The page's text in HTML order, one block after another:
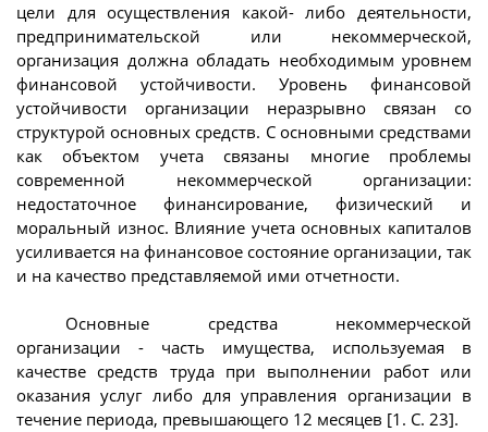
цели для осуществления какой- либо деятельности,
предпринимательской или некоммерческой,
организация должна обладать необходимым уровнем
финансовой устойчивости. Уровень финансовой
устойчивости организации неразрывно связан со
структурой основных средств. С основными средствами
как объектом учета связаны многие проблемы
современной некоммерческой организации:
недостаточное финансирование, физический и
моральный износ. Влияние учета основных капиталов
усиливается на финансовое состояние организации, так
и на качество представляемой ими отчетности.
Основные средства некоммерческой
организации - часть имущества, используемая в
качестве средств труда при выполнении работ или
оказания услуг либо для управления организации в
течение периода, превышающего 12 месяцев [1. С. 23].